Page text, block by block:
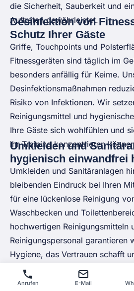
die Sicherheit, Sauberkeit und
Auftreten gewährleistet.
Desinfektion von
Schutz Ihrer Gäste
Griffe, Touchpoints und
Fitnessgeräten sind täglich im
besonders anfällig für Keime.
Desinfektionsmaßnahmen
Risiko von Infektionen. Wir
Reinigungsmittel und
Ihre Gäste sich wohlfühlen und
ihr Training konzentrieren
Umkleiden und
hygienisch einwandfrei
Umkleiden und Sanitäranlagen
bleibenden Eindruck bei Ihren
für eine lückenlose Reinigung
Waschbecken und
hochwertigen Reinigungsmitteln
Reinigungspersonal garantieren
Hygiene, das Vertrauen schafft
Professionalität als Betreiber
Reinigungsdienst
Betriebszeiten für
Anrufen E-Mail